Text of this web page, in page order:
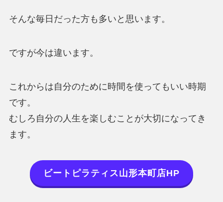
そんな毎日だった方も多いと思います。
ですが今は違います。
これからは自分のために時間を使ってもいい時期
です。
むしろ自分の人生を楽しむことが大切になってき
ます。
ビートピラティス山形本町店HP